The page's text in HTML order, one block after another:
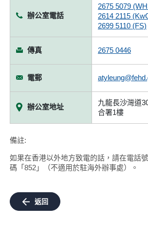
辦公室電話
2675 5079
2614 2115
2699 5110 (FS)
傳真 2675 0446
電郵
辦公室地址
九龍長沙灣道
合署1樓
備註:
如果在香港以外地方致電的話，請在電話
碼「852」（不適用於駐海外辦事處）。
返回